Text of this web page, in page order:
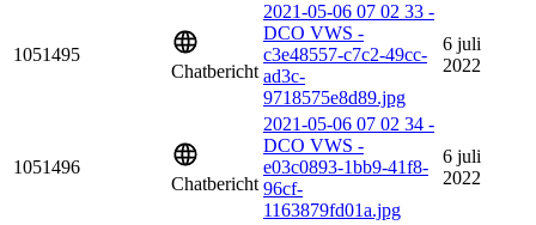
1051495
Chatbericht
2021-05-06 07 02 33 -
DCO VWS -
c3e48557-c7c2-49cc-
ad3c-
9718575e8d89.jpg
6 juli
2022
1051496
Chatbericht
2021-05-06 07 02 34 -
DCO VWS -
e03c0893-1bb9-41f8-
96cf-
1163879fd01a.jpg
6 juli
2022